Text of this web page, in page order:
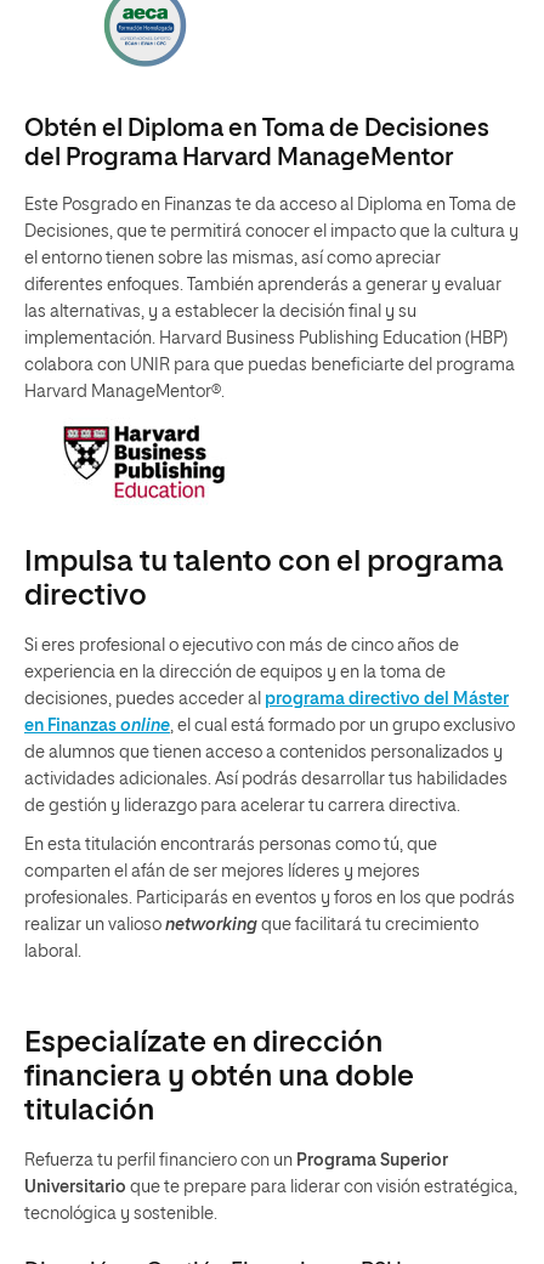
Obtén el Diploma en Toma de Decisiones
del Programa Harvard ManageMentor
Este Posgrado en Finanzas te da acceso al Diploma en Toma de
Decisiones, que te permitirá conocer el impacto que la cultura y
el entorno tienen sobre las mismas, así como apreciar
diferentes enfoques. También aprenderás a generar y evaluar
las alternativas, y a establecer la decisión final y su
implementación. Harvard Business Publishing Education (HBP)
colabora con UNIR para que puedas beneficiarte del programa
Harvard ManageMentor®.
Impulsa tu talento con el programa
directivo
Si eres profesional o ejecutivo con más de cinco años de
experiencia en la dirección de equipos y en la toma de
decisiones, puedes acceder al programa directivo del Máster
en Finanzas online , el cual está formado por un grupo exclusivo
de alumnos que tienen acceso a contenidos personalizados y
actividades adicionales. Así podrás desarrollar tus habilidades
de gestión y liderazgo para acelerar tu carrera directiva.
En esta titulación encontrarás personas como tú, que
comparten el afán de ser mejores líderes y mejores
profesionales. Participarás en eventos y foros en los que podrás
realizar un valioso networking que facilitará tu crecimiento
laboral.
Especialízate en dirección
financiera y obtén una doble
titulación
Refuerza tu perfil financiero con un Programa Superior
Universitario que te prepare para liderar con visión estratégica,
tecnológica y sostenible.